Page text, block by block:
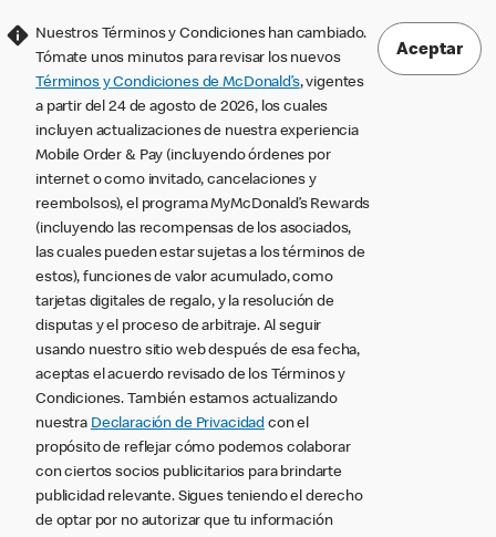
Nuestros Términos y Condiciones han cambiado.
Tómate unos minutos para revisar los nuevos
Términos y Condiciones de McDonald’s, vigentes
a partir del 24 de agosto de 2026, los cuales
incluyen actualizaciones de nuestra experiencia
Mobile Order & Pay (incluyendo órdenes por
internet o como invitado, cancelaciones y
reembolsos), el programa MyMcDonald’s Rewards
(incluyendo las recompensas de los asociados,
las cuales pueden estar sujetas a los términos de
estos), funciones de valor acumulado, como
tarjetas digitales de regalo, y la resolución de
disputas y el proceso de arbitraje. Al seguir
usando nuestro sitio web después de esa fecha,
aceptas el acuerdo revisado de los Términos y
Condiciones. También estamos actualizando
nuestra Declaración de Privacidad con el
propósito de reflejar cómo podemos colaborar
con ciertos socios publicitarios para brindarte
publicidad relevante. Sigues teniendo el derecho
de optar por no autorizar que tu información
Aceptar